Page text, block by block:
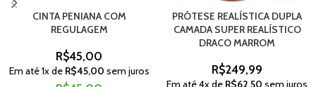
CINTA PENIANA COM
REGULAGEM
R$45,00
Em até1x de R$45,00 sem juros
PRÓTESE REALÍSTICA DUPLA
CAMADA SUPER REALÍSTICO
DRACO MARROM
R$249,99
Em até4x de R$62,50 sem juros